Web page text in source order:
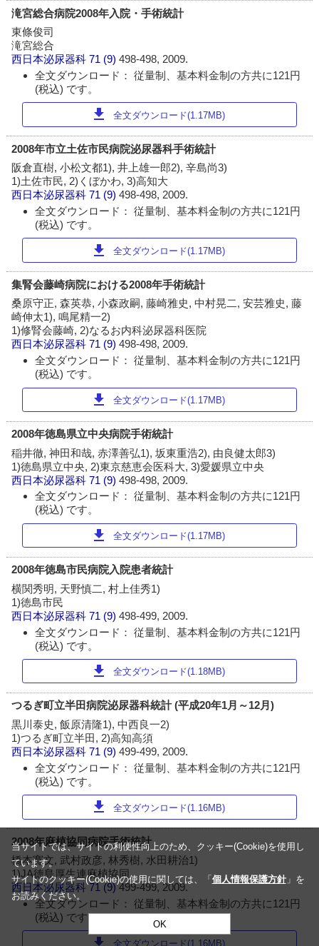
滝宮総合病院2008年入院・手術統計
東條俊司
滝宮総合
西日本泌尿器科 71 (9)498-498, 2009.
全文ダウンロード： 従量制、基本料金制の方共に121円
(税込) です。
download 全文ダウンロード(1.17MB)
2008年市立土佐市民病院泌尿器科手術統計
阪倉直樹, 小松文都1), 井上雄一郎2), 辛島尚3)
1)土佐市民, 2)くぼかわ, 3)高知大
西日本泌尿器科 71 (9)498-498, 2009.
全文ダウンロード： 従量制、基本料金制の方共に121円
(税込) です。
download 全文ダウンロード(1.17MB)
集腎会藤崎病院における2008年手術統計
桑原守正, 森英恭, 小森政嗣, 藤崎雅史, 中村晃二, 安芸雅史, 藤
崎伸太1), 鳴尾精一2)
1)修腎会藤崎, 2)なるお内科泌尿器科医院
西日本泌尿器科 71 (9)498-498, 2009.
全文ダウンロード： 従量制、基本料金制の方共に121円
(税込) です。
download 全文ダウンロード(1.17MB)
2008年徳島県立中央病院手術統計
稲井徹, 神田和哉, 赤澤善弘1), 坂東重浩2), 由良健太郎3)
1)徳島県立中央, 2)東京慈恵会医科大, 3)愛媛県立中央
西日本泌尿器科 71 (9)498-498, 2009.
全文ダウンロード： 従量制、基本料金制の方共に121円
(税込) です。
download 全文ダウンロード(1.17MB)
2008年徳島市民病院入院患者統計
横関秀明, 天野慎二, 村上佳秀1)
1)徳島市民
西日本泌尿器科 71 (9)498-499, 2009.
全文ダウンロード： 従量制、基本料金制の方共に121円
(税込) です。
download 全文ダウンロード(1.18MB)
つるぎ町立半田病院泌尿器科統計 (平成20年1月～12月)
黒川泰史, 飯原清隆1), 中西良一2)
1)つるぎ町立半田, 2)高知高須
西日本泌尿器科 71 (9)499-499, 2009.
全文ダウンロード： 従量制、基本料金制の方共に121円
(税込) です。
download 全文ダウンロード(1.16MB)
2008年麻植協同病院手術統計
橋本寛文, 武村政彦, 林秀樹, 水田耕治1)
1)JA徳島厚生連麻植協同
西日本泌尿器科 71 (9)499-499, 2009.
全文ダウンロード： 従量制、基本料金制の方共に121円
(税込) です。
全文ダウンロード(1.16MB)
当サイトでは、サイトの利便性向上のため、クッキー(Cookie)を使用し
ています。
サイトのクッキー(Cookie)の使用に関しては、「 個人情報保護方針」を
お読みください。
OK